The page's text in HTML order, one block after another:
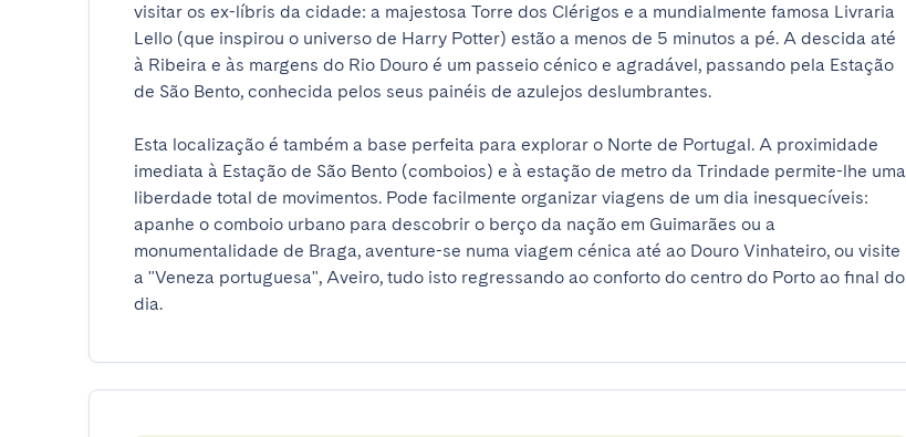
visitar os ex-líbris da cidade: a majestosa Torre dos Clérigos e a mundialmente famosa Livraria
Lello (que inspirou o universo de Harry Potter) estão a menos de 5 minutos a pé. A descida até
à Ribeira e às margens do Rio Douro é um passeio cénico e agradável, passando pela Estação
de São Bento, conhecida pelos seus painéis de azulejos deslumbrantes.
Esta localização é também a base perfeita para explorar o Norte de Portugal. A proximidade
imediata à Estação de São Bento (comboios) e à estação de metro da Trindade permite-lhe uma
liberdade total de movimentos. Pode facilmente organizar viagens de um dia inesquecíveis:
apanhe o comboio urbano para descobrir o berço da nação em Guimarães ou a
monumentalidade de Braga, aventure-se numa viagem cénica até ao Douro Vinhateiro, ou visite
a "Veneza portuguesa", Aveiro, tudo isto regressando ao conforto do centro do Porto ao final do
dia.